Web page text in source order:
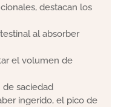
destacan los
al absorber
el volumen de
saciedad
ingerido, el pico de